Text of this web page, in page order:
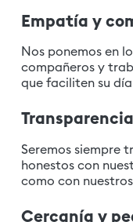
Empatía y
Nos ponemos en
compañeros y
que faciliten su
Seremos siempre
honestos con
como con
Cercanía y